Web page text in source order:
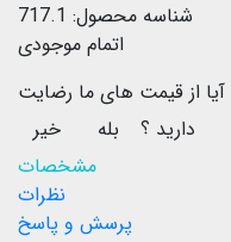
شناسه محصول: 717.1
اتمام موجودی
آیا از قیمت های ما رضایت
دارید ؟
بله
خیر
مشخصات
نظرات
پرسش و پاسخ